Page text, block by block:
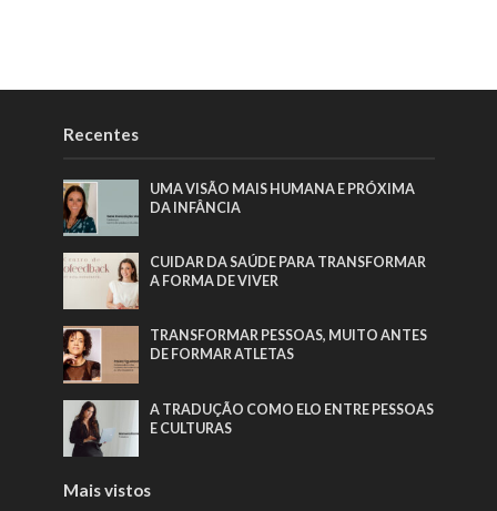
Recentes
UMA VISÃO MAIS HUMANA E PRÓXIMA
DA INFÂNCIA
CUIDAR DA SAÚDE PARA TRANSFORMAR
A FORMA DE VIVER
TRANSFORMAR PESSOAS, MUITO ANTES
DE FORMAR ATLETAS
A TRADUÇÃO COMO ELO ENTRE PESSOAS
E CULTURAS
Mais vistos